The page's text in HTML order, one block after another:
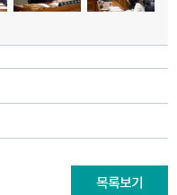
목록보기